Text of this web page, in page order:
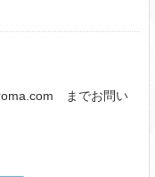
までお問い